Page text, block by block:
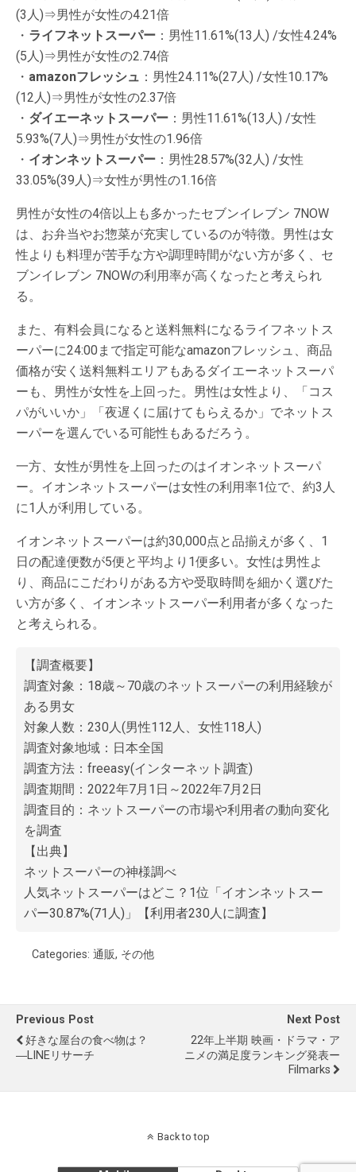
(3人)⇒男性が女性の4.21倍
・ ライフネットスーパー ：男性11.61%(13人) /女性4.24%
(5人)⇒男性が女性の2.74倍
・ amazonフレッシュ ：男性24.11%(27人) /女性10.17%
(12人)⇒男性が女性の2.37倍
・ ダイエーネットスーパー ：男性11.61%(13人) /女性
5.93%(7人)⇒男性が女性の1.96倍
・ イオンネットスーパー ：男性28.57%(32人) /女性
33.05%(39人)⇒女性が男性の1.16倍
男性が女性の4倍以上も多かったセブンイレブン 7NOW
は、お弁当やお惣菜が充実しているのが特徴。男性は女
性よりも料理が苦手な方や調理時間がない方が多く、セ
ブンイレブン 7NOWの利用率が高くなったと考えられ
る。
また、有料会員になると送料無料になるライフネットス
ーパーに24:00まで指定可能なamazonフレッシュ、商品
価格が安く送料無料エリアもあるダイエーネットスーパ
ーも、男性が女性を上回った。男性は女性より、「コス
パがいいか」「夜遅くに届けてもらえるか」でネットス
ーパーを選んでいる可能性もあるだろう。
一方、女性が男性を上回ったのはイオンネットスーパ
ー。イオンネットスーパーは女性の利用率1位で、約3人
に1人が利用している。
イオンネットスーパーは約30,000点と品揃えが多く、1
日の配達便数が5便と平均より1便多い。女性は男性よ
り、商品にこだわりがある方や受取時間を細かく選びた
い方が多く、イオンネットスーパー利用者が多くなった
と考えられる。
【調査概要】
調査対象：18歳～70歳のネットスーパーの利用経験が
ある男女
対象人数：230人(男性112人、女性118人)
調査対象地域：日本全国
調査方法：freeasy(インターネット調査)
調査期間：2022年7月1日～2022年7月2日
調査目的：ネットスーパーの市場や利用者の動向変化
を調査
【出典】
ネットスーパーの神様調べ
人気ネットスーパーはどこ？1位「イオンネットスー
パー30.87%(71人)」【利用者230人に調査】
Categories: 通販, その他
Previous Post
好きな屋台の食べ物は？
―LINEリサーチ
Next Post
22年上半期 映画・ドラマ・ア
ニメの満足度ランキング発表ー
Filmarks
Back to top